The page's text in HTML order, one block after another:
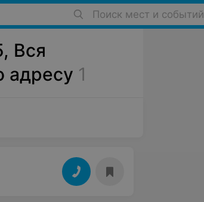
Поиск мест и событий
Вся
адресу 1